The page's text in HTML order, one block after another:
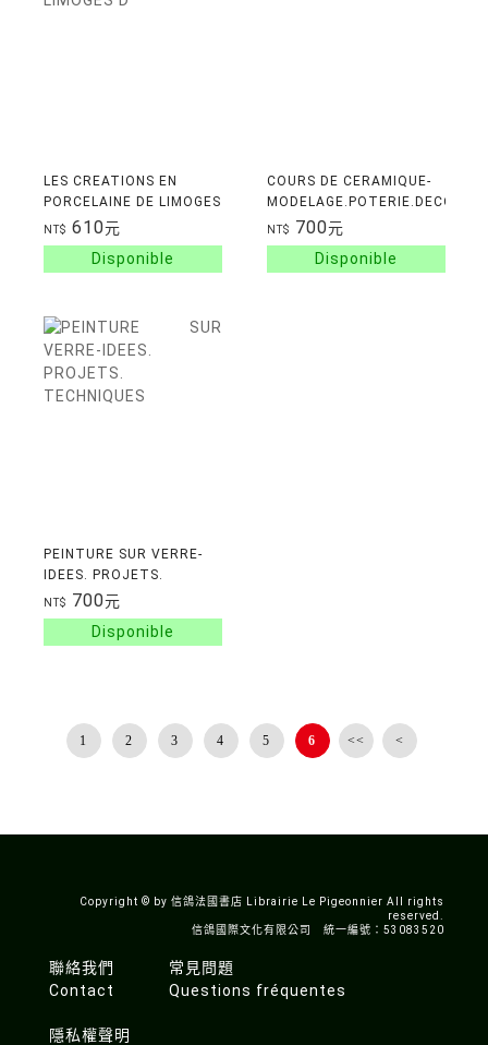
LES CREATIONS EN
PORCELAINE DE LIMOGES
D'EDOUARD MARCEL
SANDOZ
NT$ 610元
COURS DE CERAMIQUE-
NT$ 700元
PEINTURE SUR VERRE-
IDEES. PROJETS.
TECHNIQUES
NT$ 700元
1 2 3 4 5 6 << <
Copyright © by 信鴿法國書店 Librairie Le Pigeonnier All rights
reserved.
信鴿國際文化有限公司 統一編號：53083520
聯絡我們
Contact
常見問題
Questions fréquentes
隱私權聲明